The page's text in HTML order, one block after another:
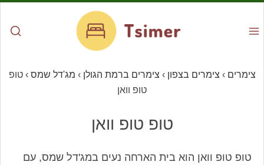
צימרים › צימרים בצפון › צימרים ברמת הגולן › מג'דל שמס ›טופ
טופ וואן
טופ טופ וואן
טופ טופ וואן הוא בית הארחה נעים במג'דל שמס, עם